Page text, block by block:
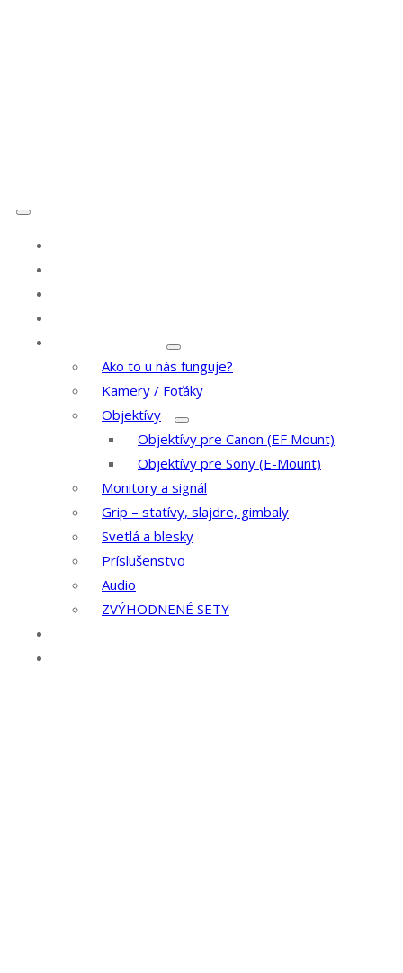
Ako to u nás funguje?
Kamery / Foťáky
Objektívy
Objektívy pre Canon (EF Mount)
Objektívy pre Sony (E-Mount)
Monitory a signál
Grip – statívy, slajdre, gimbaly
Svetlá a blesky
Príslušenstvo
Audio
ZVÝHODNENÉ SETY